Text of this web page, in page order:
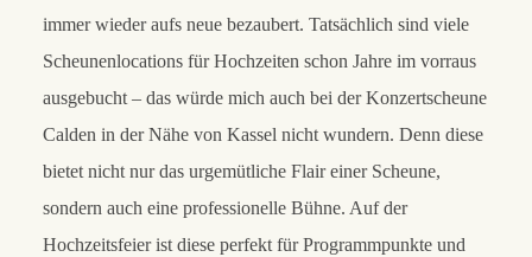
immer wieder aufs neue bezaubert. Tatsächlich sind viele
Scheunenlocations für Hochzeiten schon Jahre im vorraus
ausgebucht – das würde mich auch bei der Konzertscheune
Calden in der Nähe von Kassel nicht wundern. Denn diese
bietet nicht nur das urgemütliche Flair einer Scheune,
sondern auch eine professionelle Bühne. Auf der
Hochzeitsfeier ist diese perfekt für Programmpunkte und